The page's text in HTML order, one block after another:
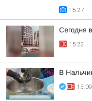
15:27
Сегодня
15:22
В
15:09